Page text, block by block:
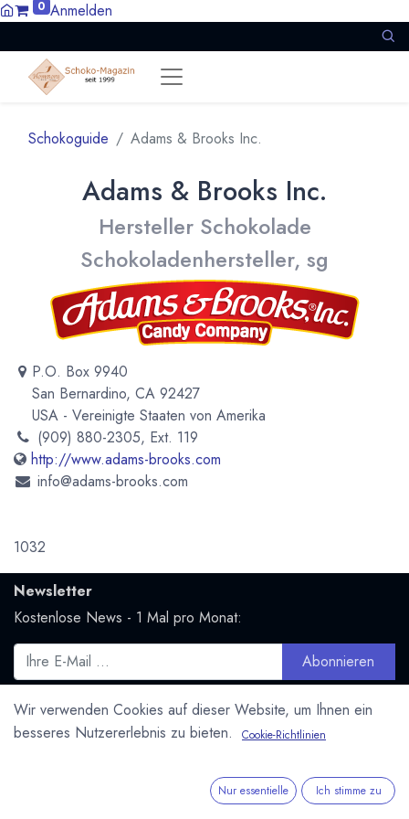
0 Anmelden
Schokoguide Adams & Brooks Inc.
Adams & Brooks Inc.
Hersteller Schokolade
Schokoladenhersteller, sg
P.O. Box 9940
San Bernardino, CA 92427
USA - Vereinigte Staaten von Amerika
(909) 880-2305, Ext. 119
http://www.adams-brooks.com
info@adams-brooks.com
1032
Newsletter
Kostenlose News - 1 Mal pro Monat:
Abonnieren
Nutzungsbedingungenanwenden.
Folge uns und bleibe mit uns in Kontakt:
Wir verwenden Cookies auf dieser Website, um Ihnen ein
besseres Nutzererlebnis zu bieten.
Cookie-Richtlinien
Nur essentielle Ich stimme zu